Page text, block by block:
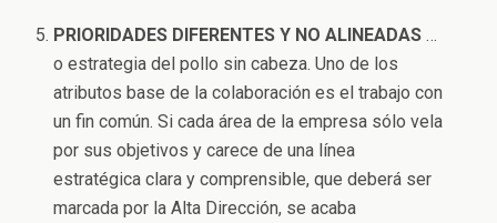
PRIORIDADES DIFERENTES Y NO ALINEADAS …
o estrategia del pollo sin cabeza. Uno de los
atributos base de la colaboración es el trabajo con
un fin común. Si cada área de la empresa sólo vela
por sus objetivos y carece de una línea
estratégica clara y comprensible, que deberá ser
marcada por la Alta Dirección, se acaba